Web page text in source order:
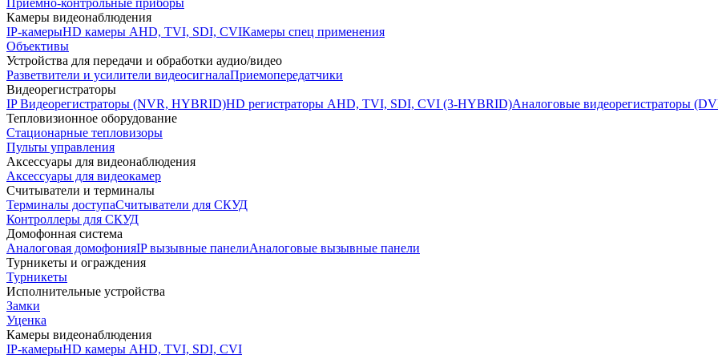
Приемно-контрольные приборы
Камеры видеонаблюдения
IP-камерыHD камеры AHD, TVI, SDI, CVIКамеры спец применения
Объективы
Устройства для передачи и обработки аудио/видео
Разветвители и усилители видеосигналаПриемопередатчики
Видеорегистраторы
IP Видеорегистраторы (NVR, HYBRID)HD регистраторы AHD, TVI, SDI, CVI (3-HYBRID)Аналоговые видеорегистраторы
Тепловизионное оборудование
Стационарные тепловизоры
Пульты управления
Аксессуары для видеонаблюдения
Аксессуары для видеокамер
Считыватели и терминалы
Терминалы доступаСчитыватели для СКУД
Контроллеры для СКУД
Домофонная система
Аналоговая домофонияIP вызывные панелиАналоговые вызывные панели
Турникеты и ограждения
Турникеты
Исполнительные устройства
Замки
Уценка
Камеры видеонаблюдения
IP-камерыHD камеры AHD, TVI, SDI, CVI